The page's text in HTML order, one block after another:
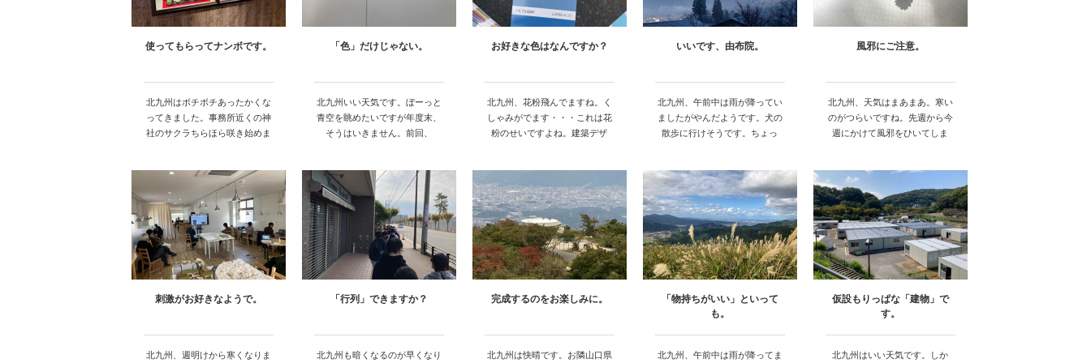
使ってもらってナンボです。
北九州はボチボチあったかくな
ってきました。事務所近くの神
社のサクラちらほら咲き始めま
「色」だけじゃない。
北九州いい天気です。ぼーっと
青空を眺めたいですが年度末、
そうはいきません。前回、
お好きな色はなんですか？
北九州、花粉飛んでますね。く
しゃみがでます・・・これは花
粉のせいですよね。建築デザ
いいです、由布院。
北九州、午前中は雨が降ってい
ましたがやんだようです。犬の
散歩に行けそうです。ちょっ
風邪にご注意。
北九州、天気はまあまあ。寒い
のがつらいですね。先週から今
週にかけて風邪をひいてしま
刺激がお好きなようで。
北九州、週明けから寒くなりま
「行列」できますか？
北九州も暗くなるのが早くなり
完成するのをお楽しみに。
北九州は快晴です。お隣山口県
「物持ちがいい」といって
も。
北九州、午前中は雨が降ってま
仮設もりっぱな「建物」で
す。
北九州はいい天気です。しか